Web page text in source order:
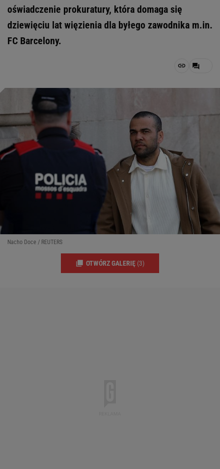
oświadczenie prokuratury, która domaga się
dziewięciu lat więzienia dla byłego zawodnika m.in.
FC Barcelony.
Nacho Doce / REUTERS
OTWÓRZ GALERIĘ (3)